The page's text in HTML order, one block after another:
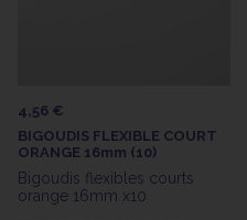
4,56 €
BIGOUDIS FLEXIBLE COURT
ORANGE 16mm (10)
Bigoudis flexibles courts
orange 16mm x10